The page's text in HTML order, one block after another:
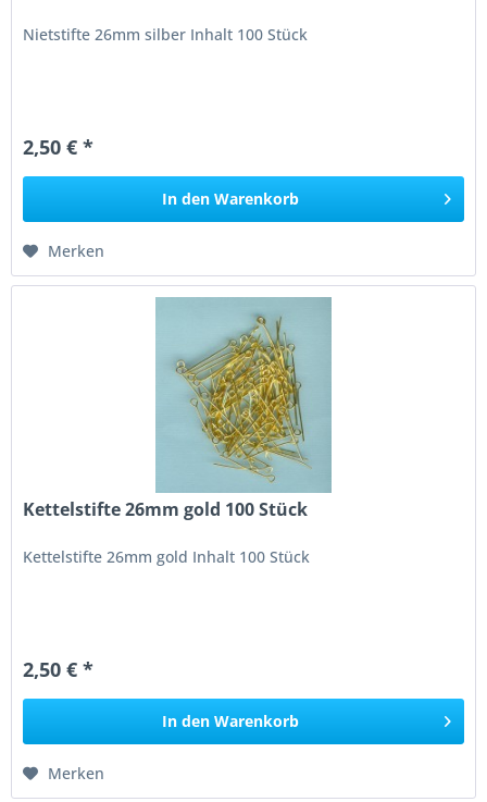
Nietstifte 26mm silber Inhalt 100 Stück
2,50 € *
In den Warenkorb
Merken
Kettelstifte 26mm gold 100 Stück
Kettelstifte 26mm gold Inhalt 100 Stück
2,50 € *
In den Warenkorb
Merken